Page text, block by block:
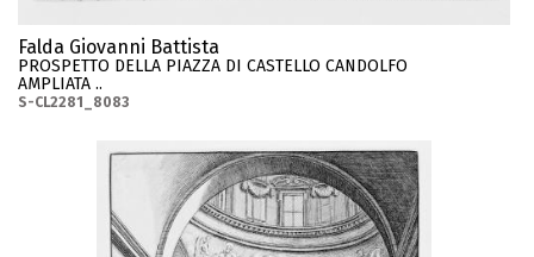
Falda Giovanni Battista
PROSPETTO DELLA PIAZZA DI CASTELLO CANDOLFO
AMPLIATA ..
S-CL2281_8083